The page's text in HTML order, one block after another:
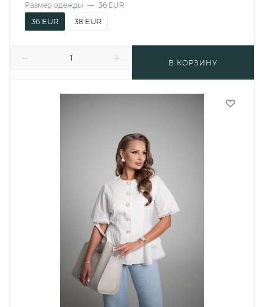
В КОРЗИНУ
Размер одежды — 36 EUR
36 EUR 38 EUR